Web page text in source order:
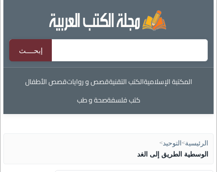
المكتبة الإسلاميةالكتب التقنيةقصص و رواياتقصص الأطفال
كتب فلسفةصحة و طب
الرئيسية> التوحيد>
الوسطية الطريق إلى الغد